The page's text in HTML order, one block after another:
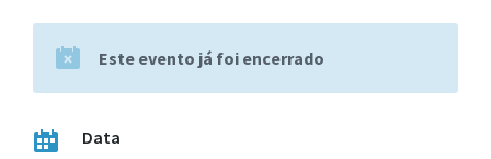
Este evento já foi encerrado
Data